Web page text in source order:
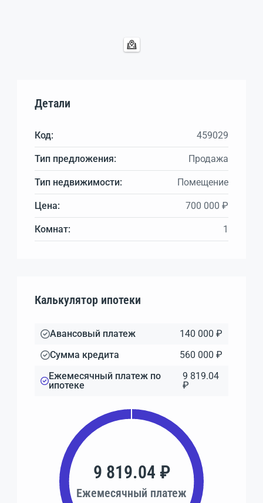
Детали
Код: 459029
Тип предложения: Продажа
Тип недвижимости: Помещение
Цена: 700 000 ₽
Комнат: 1
Калькулятор ипотеки
Авансовый платеж
140 000 ₽
Сумма кредита
560 000 ₽
Ежемесячный платеж по
ипотеке
9 819.04
₽
9 819.04 ₽
Ежемесячный платеж